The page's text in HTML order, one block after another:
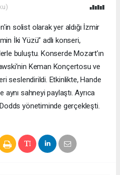
solist olarak yer aldığı İzmir
İki Yüzü” adlı konseri,
buluştu. Konserde Mozart’ın
Keman Konçertosu ve
seslendirildi. Etkinlikte, Hande
aynı sahneyi paylaştı. Ayrıca
yönetiminde gerçekleşti.